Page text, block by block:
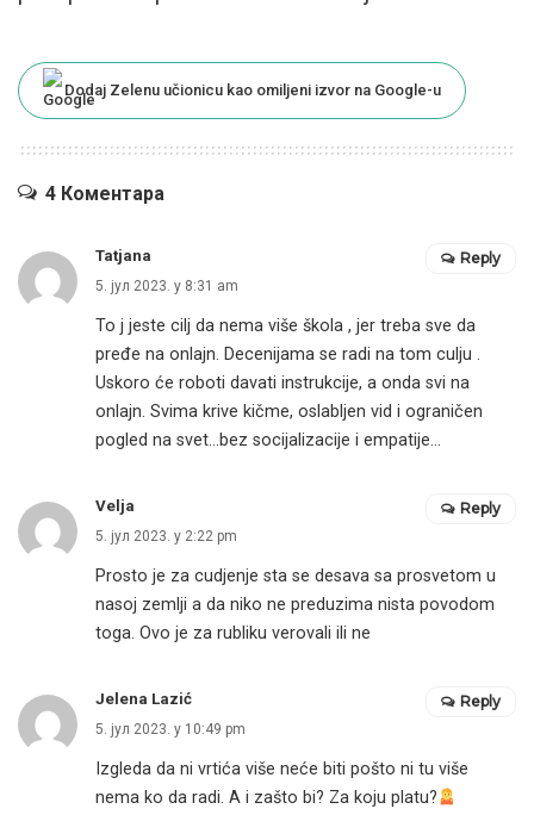
Dodaj Zelenu učionicu kao omiljeni izvor na Google-u
4 Коментара
Tatjana
5. јул 2023. у 8:31 am
To j jeste cilj da nema više škola , jer treba sve da
pređe na onlajn. Decenijama se radi na tom culju .
Uskoro će roboti davati instrukcije, a onda svi na
onlajn. Svima krive kičme, oslabljen vid i ograničen
pogled na svet…bez socijalizacije i empatije…
Reply
Velja
5. јул 2023. у 2:22 pm
Prosto je za cudjenje sta se desava sa prosvetom u
nasoj zemlji a da niko ne preduzima nista povodom
toga. Ovo je za rubliku verovali ili ne
Reply
Jelena Lazić
5. јул 2023. у 10:49 pm
Izgleda da ni vrtića više neće biti pošto ni tu više
nema ko da radi. A i zašto bi? Za koju platu?
Reply